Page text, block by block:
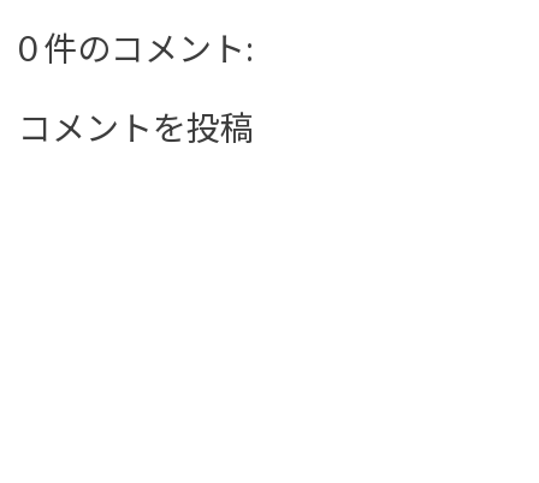
0 件のコメント:
コメントを投稿